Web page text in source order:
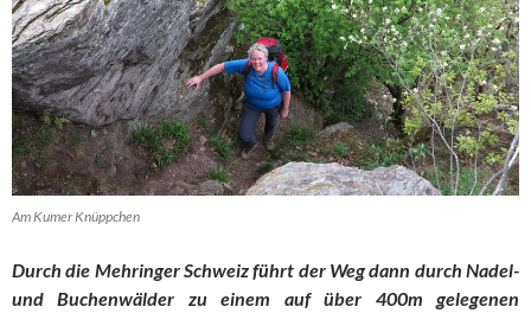
Am Kumer Knüppchen
Durch die Mehringer Schweiz führt der Weg dann durch Nadel-
und Buchenwälder zu einem auf über 400m gelegenen